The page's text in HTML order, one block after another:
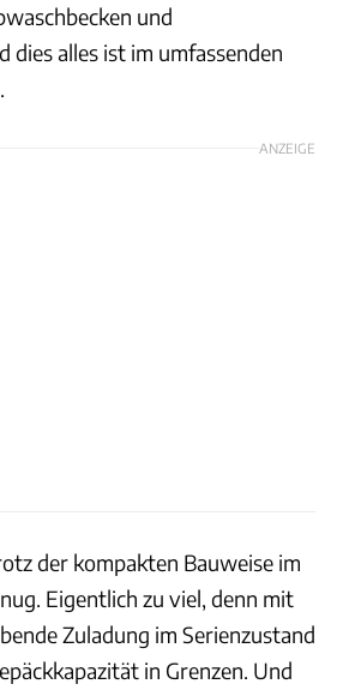
und
dies alles ist im umfassenden
ANZEIGE
der kompakten Bauweise im
Eigentlich zu viel, denn mit
Zuladung im Serienzustand
in Grenzen. Und